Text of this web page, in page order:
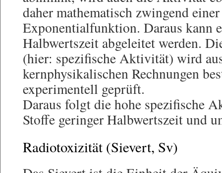
daher mathematisch zwingend
Exponentialfunktion. Daraus kann
Halbwertszeit abgeleitet werden.
(hier: spezifische Aktivität) wird
kernphysikalischen Rechnungen
experimentell geprüft.
Daraus folgt die hohe spezifische
Stoffe geringer Halbwertszeit und
Radiotoxizität (Sievert, Sv)